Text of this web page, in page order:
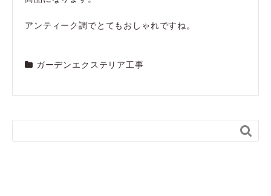
アンティーク調でとてもおしゃれですね。
ガーデンエクステリア工事
